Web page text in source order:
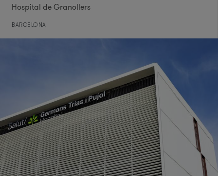
Hospital de Granollers
BARCELONA